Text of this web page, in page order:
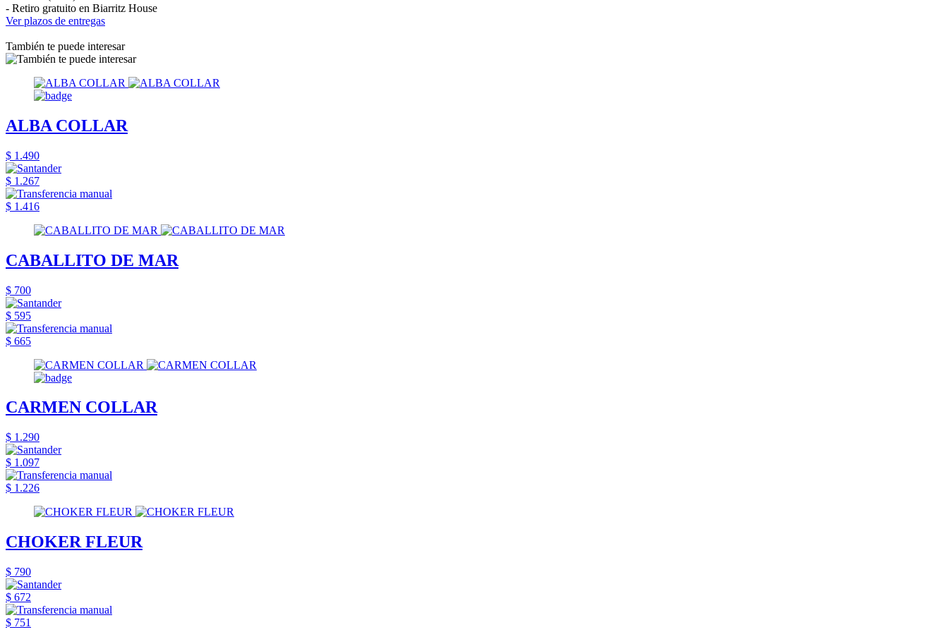
- Retiro gratuito en Biarritz House
Ver plazos de entregas
También te puede interesar
ALBA COLLAR
$ 1.490
$ 1.267
$ 1.416
CABALLITO DE MAR
$ 700
$ 595
$ 665
CARMEN COLLAR
$ 1.290
$ 1.097
$ 1.226
CHOKER FLEUR
$ 790
$ 672
$ 751